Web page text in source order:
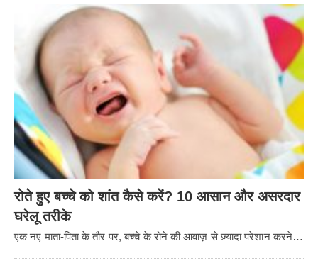
रोते हुए बच्चे को शांत कैसे करें? 10 आसान और असरदार
घरेलू तरीके
एक नए माता-पिता के तौर पर, बच्चे के रोने की आवाज़ से ज़्यादा परेशान करने…